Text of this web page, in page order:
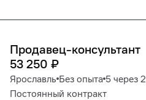
Продавец-консультант
53 250 ₽
Ярославль Без опыта 5 через 2
Постоянный контракт